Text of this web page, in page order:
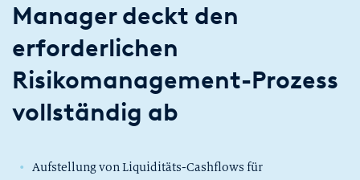
Manager deckt den
erforderlichen
Risikomanagement-Prozess
vollständig ab
Aufstellung von Liquiditäts-Cashflows für